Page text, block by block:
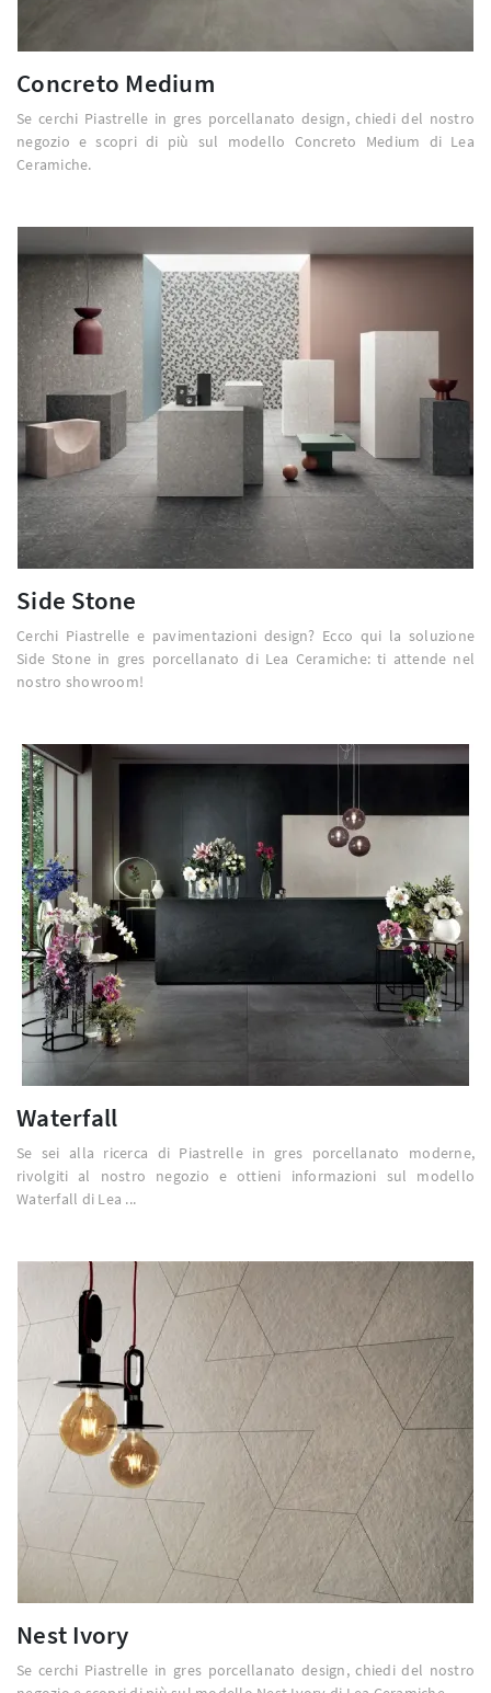
Concreto Medium
Se cerchi Piastrelle in gres porcellanato design, chiedi del nostro
negozio e scopri di più sul modello Concreto Medium di Lea
Ceramiche.
Side Stone
Cerchi Piastrelle e pavimentazioni design? Ecco qui la soluzione
Side Stone in gres porcellanato di Lea Ceramiche: ti attende nel
nostro showroom!
Waterfall
Se sei alla ricerca di Piastrelle in gres porcellanato moderne,
rivolgiti al nostro negozio e ottieni informazioni sul modello
Waterfall di Lea ...
Nest Ivory
Se cerchi Piastrelle in gres porcellanato design, chiedi del nostro